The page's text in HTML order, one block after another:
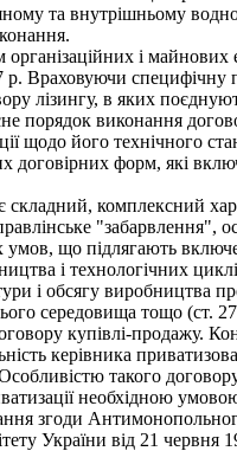
та внутрішньому
і
Враховуючи
лізингу, в яких
порядок виконання
щодо його технічного
форм, які
комплексний
"забарвлення",
що підлягають
і технологічних
обсягу виробництва
середовища тощо (ст. 27
купівлі-продажу.
керівника
такого
необхідною
згоди
України від 21 червня